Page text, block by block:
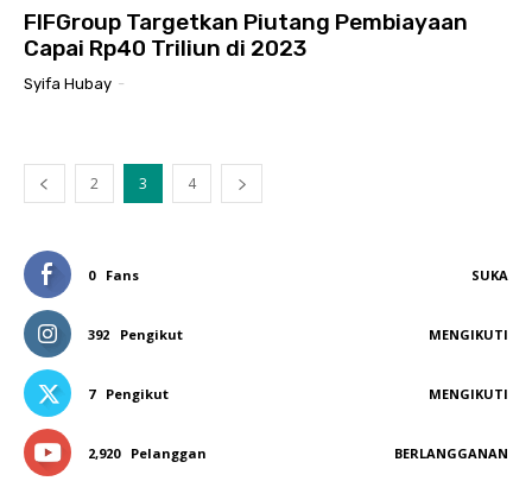
FIFGroup Targetkan Piutang Pembiayaan
Capai Rp40 Triliun di 2023
Syifa Hubay -
2 3 4
0 Fans SUKA
392 Pengikut MENGIKUTI
7 Pengikut MENGIKUTI
2,920 Pelanggan BERLANGGANAN